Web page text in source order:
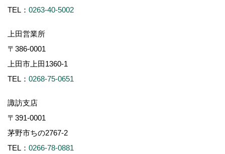
TEL： 0263-40-5002
上田営業所
〒386-0001
上田市上田1360-1
TEL： 0268-75-0651
諏訪支店
〒391-0001
茅野市ちの2767-2
TEL： 0266-78-0881